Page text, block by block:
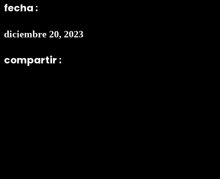
fecha :
diciembre 20, 2023
compartir :